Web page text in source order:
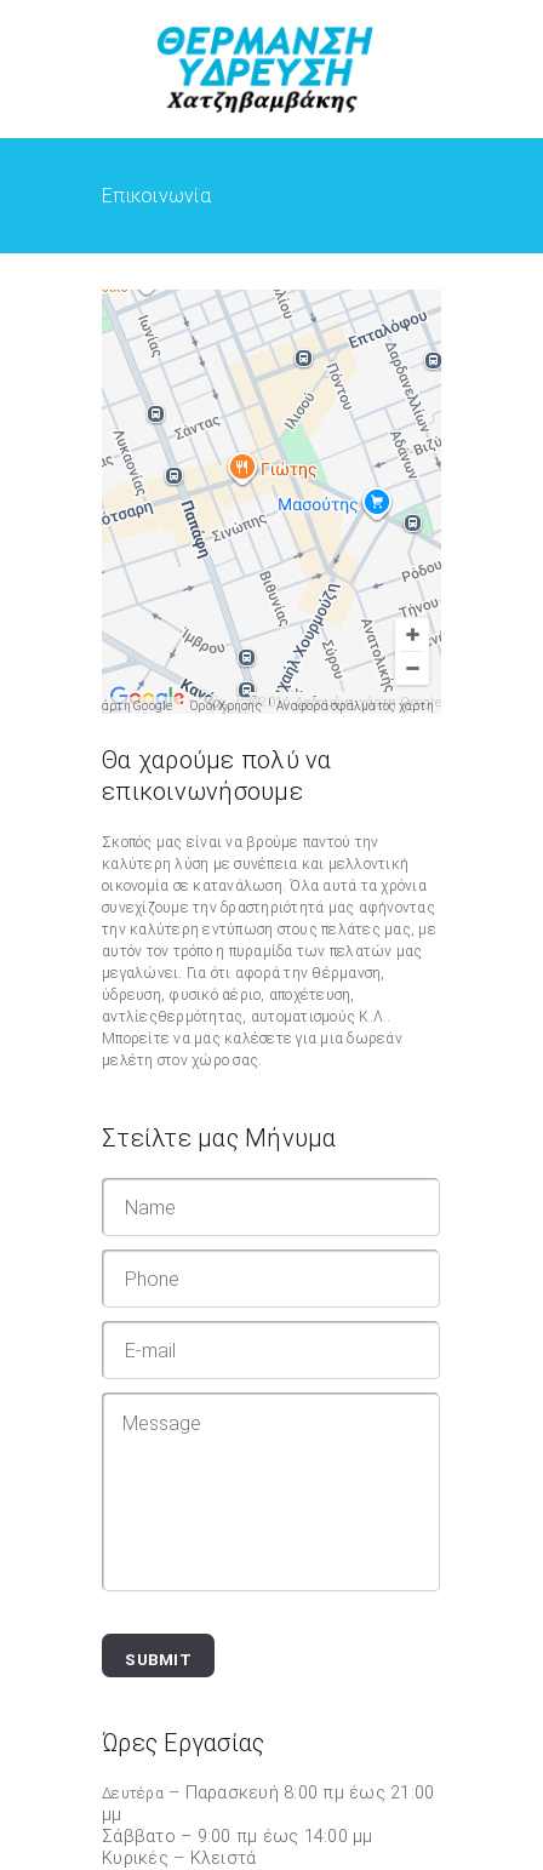
Επικοινωνία
Δεδομένα χάρτη Google ©2016 Δεδομένα χάρτη Google
Όροι Χρήσης Αναφορά σφάλματος χάρτη
Θα χαρούμε πολύ να
επικοινωνήσουμε
Σκοπός μας είναι να βρούμε παντού την
καλύτερη λύση με συνέπεια και μελλοντική
οικονομία σε κατανάλωση. Όλα αυτά τα χρόνια
συνεχίζουμε την δραστηριότητά μας αφήνοντας
την καλύτερη εντύπωση στους πελάτες μας, με
αυτόν τον τρόπο η πυραμίδα των πελατών μας
μεγαλώνει. Για ότι αφορά την θέρμανση,
ύδρευση, φυσικό αέριο, αποχέτευση,
αντλίεςθερμότητας, αυτοματισμούς Κ.Λ..
Μπορείτε να μας καλέσετε για μια δωρεάν
μελέτη στον χώρο σας.
Στείλτε μας Μήνυμα
SUBMIT
Ώρες Εργασίας
Δευτέρα– Παρασκευή 8:00 πμ έως 21:00
μμ
Σάββατο – 9:00 πμ έως 14:00 μμ
Κυρικές – Κλειστά